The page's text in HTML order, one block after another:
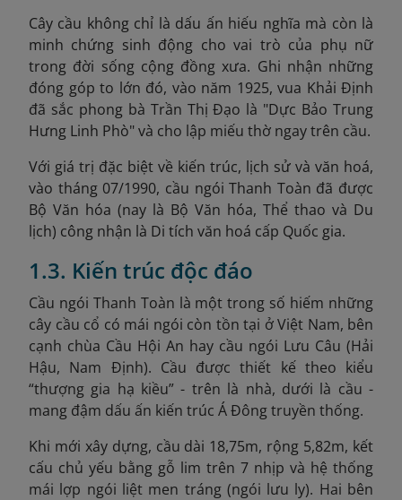
Cây cầu không chỉ là dấu ấn hiếu nghĩa mà còn là
minh chứng sinh động cho vai trò của phụ nữ
trong đời sống cộng đồng xưa. Ghi nhận những
đóng góp to lớn đó, vào năm 1925, vua Khải Định
đã sắc phong bà Trần Thị Đạo là "Dực Bảo Trung
Hưng Linh Phò" và cho lập miếu thờ ngay trên cầu.
Với giá trị đặc biệt về kiến trúc, lịch sử và văn hoá,
vào tháng 07/1990, cầu ngói Thanh Toàn đã được
Bộ Văn hóa (nay là Bộ Văn hóa, Thể thao và Du
lịch) công nhận là Di tích văn hoá cấp Quốc gia.
1.3. Kiến trúc độc đáo
Cầu ngói Thanh Toàn là một trong số hiếm những
cây cầu cổ có mái ngói còn tồn tại ở Việt Nam, bên
cạnh chùa Cầu Hội An hay cầu ngói Lưu Câu (Hải
Hậu, Nam Định). Cầu được thiết kế theo kiểu
“thượng gia hạ kiều” - trên là nhà, dưới là cầu -
mang đậm dấu ấn kiến trúc Á Đông truyền thống.
Khi mới xây dựng, cầu dài 18,75m, rộng 5,82m, kết
cấu chủ yếu bằng gỗ lim trên 7 nhịp và hệ thống
mái lợp ngói liệt men tráng (ngói lưu ly). Hai bên